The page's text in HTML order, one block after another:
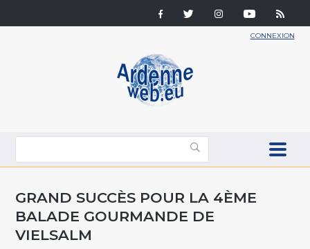
CONNEXION
GRAND SUCCÈS POUR LA 4ÈME
BALADE GOURMANDE DE
VIELSALM